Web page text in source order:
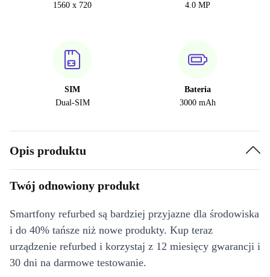
1560 x 720
4.0 MP
SIM
Dual-SIM
Bateria
3000 mAh
Opis produktu
Twój odnowiony produkt
Smartfony refurbed są bardziej przyjazne dla środowiska
i do 40% tańsze niż nowe produkty. Kup teraz
urządzenie refurbed i korzystaj z 12 miesięcy gwarancji i
30 dni na darmowe testowanie.